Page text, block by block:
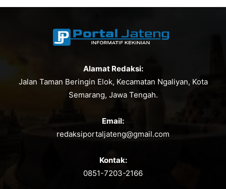
Alamat Redaksi:
Jalan Taman Beringin Elok, Kecamatan Ngaliyan, Kota
Semarang, Jawa Tengah.
Email:
redaksiportaljateng@gmail.com
Kontak:
0851-7203-2166